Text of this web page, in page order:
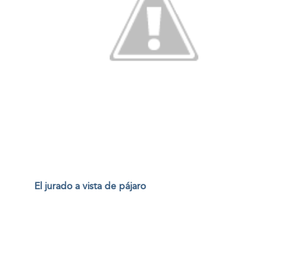
El jurado a vista de pájaro